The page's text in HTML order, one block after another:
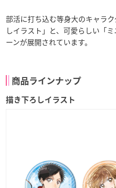
部活に打ち込む等身大のキャラ
しイラスト」と、可愛らしい「
ーンが展開されています。
商品ラインナップ
描き下ろしイラスト